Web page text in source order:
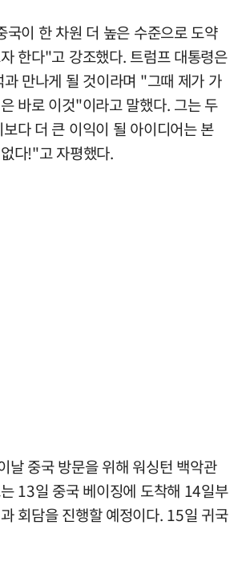
국이 한 차원 더 높은 수준으로 도약
한다"고 강조했다. 트럼프 대통령은
만나게 될 것이라며 "그때 제가 가
바로 이것"이라고 말했다. 그는 두
다 더 큰 이익이 될 아이디어는 본
다!"고 자평했다.
날 중국 방문을 위해 워싱턴 백악관
13일 중국 베이징에 도착해 14일부
회담을 진행할 예정이다. 15일 귀국